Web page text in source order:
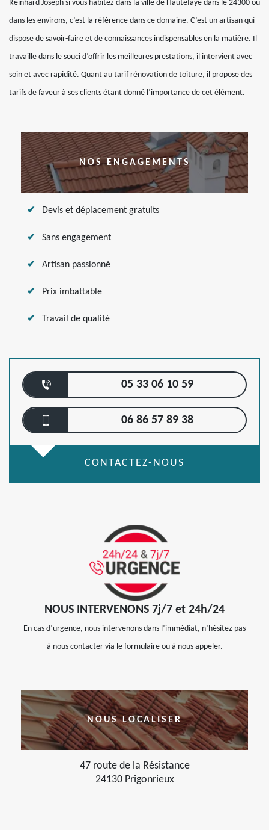
Reinhard Joseph si vous habitez dans la ville de Hautefaye dans le 24300 ou
dans les environs, c’est la référence dans ce domaine. C’est un artisan qui
dispose de savoir-faire et de connaissances indispensables en la matière. Il
travaille dans le souci d’offrir les meilleures prestations, il intervient avec
soin et avec rapidité. Quant au tarif rénovation de toiture, il propose des
tarifs de faveur à ses clients étant donné l’importance de cet élément.
NOS ENGAGEMENTS
Devis et déplacement gratuits
Sans engagement
Artisan passionné
Prix imbattable
Travail de qualité
05 33 06 10 59
06 86 57 89 38
CONTACTEZ-NOUS
NOUS INTERVENONS 7j/7 et 24h/24
En cas d’urgence, nous intervenons dans l’immédiat, n’hésitez pas
à nous contacter via le formulaire ou à nous appeler.
NOUS LOCALISER
47 route de la Résistance
24130 Prigonrieux